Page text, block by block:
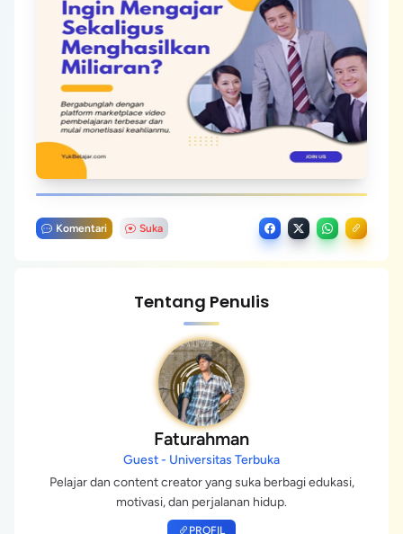
Komentari Suka
Tentang Penulis
Faturahman
Guest - Universitas Terbuka
Pelajar dan content creator yang suka berbagi edukasi,
motivasi, dan perjalanan hidup.
PROFIL